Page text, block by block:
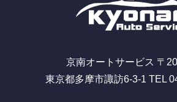
京南オートサービス 〒
東京都多摩市諏訪6-3-1 TEL